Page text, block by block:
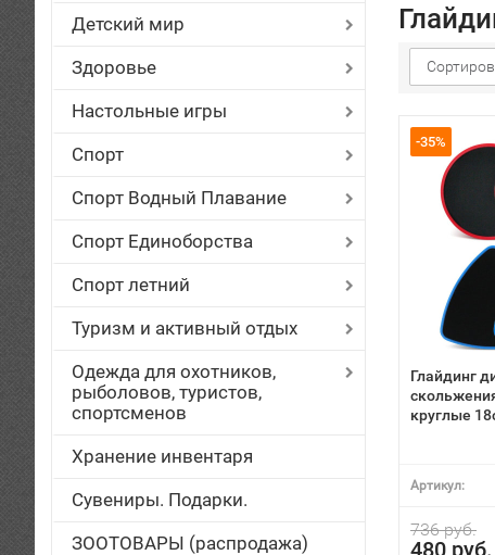
Детский мир
Здоровье
Настольные игры
Спорт
Спорт Водный Плавание
Спорт Единоборства
Спорт летний
Туризм и активный отдых
Одежда для охотников,
рыболовов, туристов,
спортсменов
Хранение инвентаря
Сувениры. Подарки.
ЗООТОВАРЫ (распродажа)
-35%
Глайдинг
круглые
Артикул:
736 руб.
480 руб.